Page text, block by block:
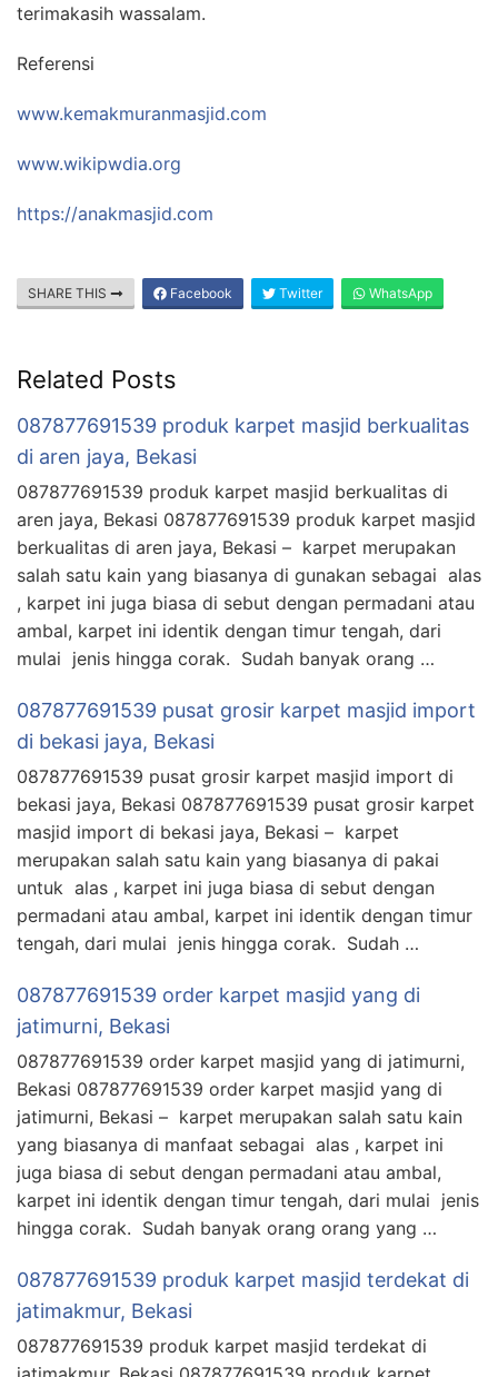
terimakasih wassalam.
Referensi
www.kemakmuranmasjid.com
www.wikipwdia.org
https://anakmasjid.com
SHARE THIS Facebook Twitter WhatsApp
Related Posts
087877691539 produk karpet masjid berkualitas
di aren jaya, Bekasi
087877691539 produk karpet masjid berkualitas di
aren jaya, Bekasi 087877691539 produk karpet masjid
berkualitas di aren jaya, Bekasi – karpet merupakan
salah satu kain yang biasanya di gunakan sebagai alas
, karpet ini juga biasa di sebut dengan permadani atau
ambal, karpet ini identik dengan timur tengah, dari
mulai jenis hingga corak. Sudah banyak orang …
087877691539 pusat grosir karpet masjid import
di bekasi jaya, Bekasi
087877691539 pusat grosir karpet masjid import di
bekasi jaya, Bekasi 087877691539 pusat grosir karpet
masjid import di bekasi jaya, Bekasi – karpet
merupakan salah satu kain yang biasanya di pakai
untuk alas , karpet ini juga biasa di sebut dengan
permadani atau ambal, karpet ini identik dengan timur
tengah, dari mulai jenis hingga corak. Sudah …
087877691539 order karpet masjid yang di
jatimurni, Bekasi
087877691539 order karpet masjid yang di jatimurni,
Bekasi 087877691539 order karpet masjid yang di
jatimurni, Bekasi – karpet merupakan salah satu kain
yang biasanya di manfaat sebagai alas , karpet ini
juga biasa di sebut dengan permadani atau ambal,
karpet ini identik dengan timur tengah, dari mulai jenis
hingga corak. Sudah banyak orang orang yang …
087877691539 produk karpet masjid terdekat di
jatimakmur, Bekasi
087877691539 produk karpet masjid terdekat di